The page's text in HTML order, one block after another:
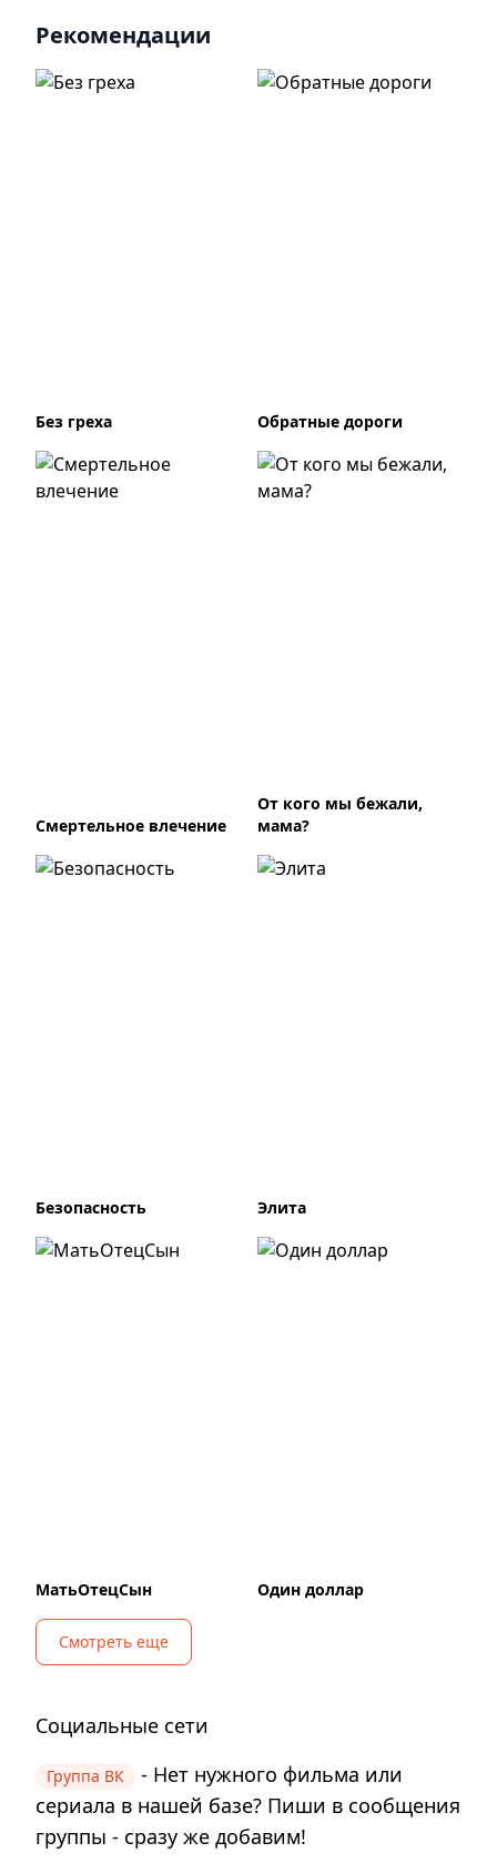
Рекомендации
Без греха Обратные дороги
Смертельное влечение
От кого мы бежали,
мама?
Безопасность Элита
МатьОтецСын Один доллар
Смотреть еще
Социальные сети
Группа ВК
- Нет нужного фильма или
сериала в нашей базе? Пиши в сообщения
группы - сразу же добавим!